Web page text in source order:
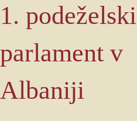
1. podeželski
parlament v
Albaniji